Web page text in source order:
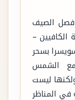
فصل الصيف
–
بسحر
مع الشمس
ليست
في المناظر